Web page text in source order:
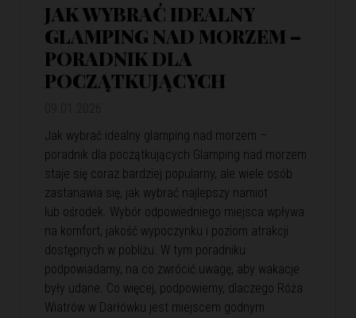
JAK WYBRAĆ IDEALNY
GLAMPING NAD MORZEM –
PORADNIK DLA
POCZĄTKUJĄCYCH
Jak wybrać idealny glamping nad morzem –
poradnik dla początkujących Glamping nad morzem
staje się coraz bardziej popularny, ale wiele osób
zastanawia się, jak wybrać najlepszy namiot
lub ośrodek. Wybór odpowiedniego miejsca wpływa
na komfort, jakość wypoczynku i poziom atrakcji
dostępnych w pobliżu. W tym poradniku
podpowiadamy, na co zwrócić uwagę, aby wakacje
były udane. Co więcej, podpowiemy, dlaczego Róża
Wiatrów w Darłówku jest miejscem godnym